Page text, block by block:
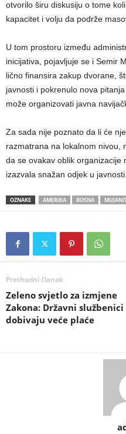
otvorilo širu diskusiju o tome
kapacitet i volju da podrže
U tom prostoru između
inicijativa, pojavljuje se i Semir
lično finansira zakup dvorane,
javnosti i pokrenulo nova
može organizovati javna
Za sada nije poznato da li će
razmatrana na lokalnom nivou,
da se ovakav oblik organizacije
izazvala snažan odjek u javnosti.
OZNAKE AMERIKA BOSNA
Prethodni članak
​Zeleno svjetlo za izmjene
Zakona: Državni službenici
dobivaju veće plaće